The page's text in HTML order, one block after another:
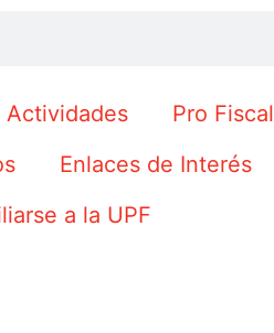
Actividades
Pro Fiscal
Enlaces de Interés
a la UPF